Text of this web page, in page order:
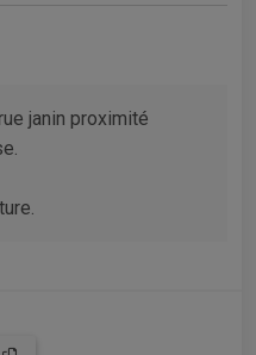
janin proximité